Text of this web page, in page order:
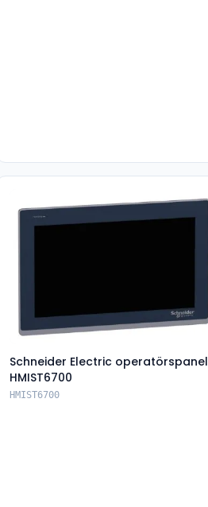
Schneider Electric operatörspanel
HMIST6700
HMIST6700